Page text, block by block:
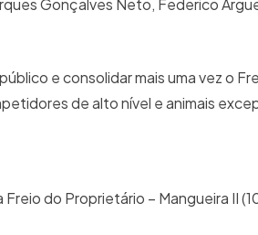
Gonçalves Neto, Federico
e consolidar mais uma vez o
de alto nível e animais
do Proprietário – Mangueira II